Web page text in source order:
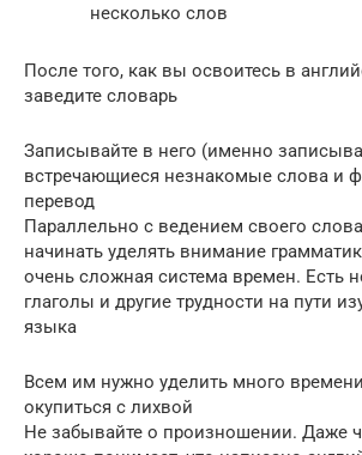
несколько слов
После того, как вы освоитесь в
заведите словарь
Записывайте в него (именно
встречающиеся незнакомые слова и
перевод
Параллельно с ведением своего
начинать уделять внимание
очень сложная система времен. Есть
глаголы и другие трудности на пути
языка
Всем им нужно уделить много
окупиться с лихвой
Не забывайте о произношении. Даже